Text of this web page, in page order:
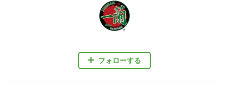
フォローする